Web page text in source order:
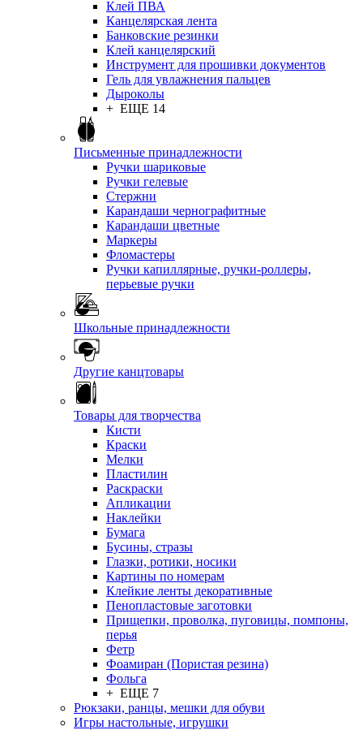
Клей ПВА
Канцелярская лента
Банковские резинки
Клей канцелярский
Инструмент для прошивки документов
Гель для увлажнения пальцев
Дыроколы
+ ЕЩЕ 14
Письменные принадлежности
Ручки шариковые
Ручки гелевые
Стержни
Карандаши чернографитные
Карандаши цветные
Маркеры
Фломастеры
Ручки капиллярные, ручки-роллеры,
перьевые ручки
Школьные принадлежности
Другие канцтовары
Товары для творчества
Кисти
Краски
Мелки
Пластилин
Раскраски
Апликации
Наклейки
Бумага
Бусины, стразы
Глазки, ротики, носики
Картины по номерам
Клейкие ленты декоративные
Пенопластовые заготовки
Прищепки, проволка, пуговицы, помпоны,
перья
Фетр
Фоамиран (Пористая резина)
Фольга
+ ЕЩЕ 7
Рюкзаки, ранцы, мешки для обуви
Игры настольные, игрушки